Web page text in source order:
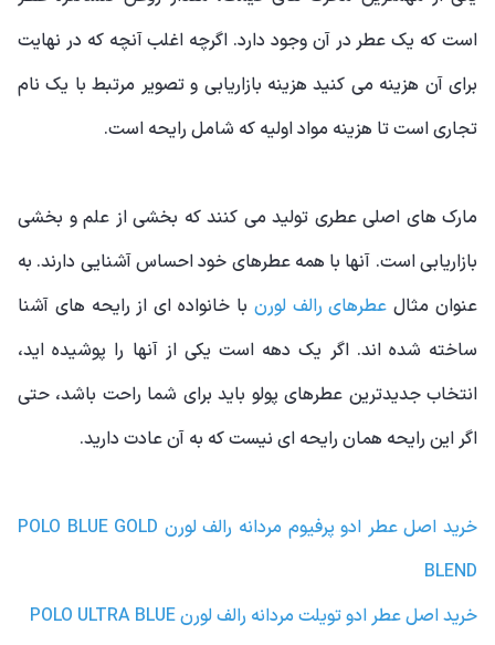
است که یک عطر در آن وجود دارد. اگرچه اغلب آنچه که در نهایت
برای آن هزینه می کنید هزینه بازاریابی و تصویر مرتبط با یک نام
تجاری است تا هزینه مواد اولیه که شامل رایحه است.
مارک های اصلی عطری تولید می کنند که بخشی از علم و بخشی
بازاریابی است. آنها با همه عطرهای خود احساس آشنایی دارند. به
عنوان مثال عطرهای رالف لورن با خانواده ای از رایحه های آشنا
ساخته شده اند. اگر یک دهه است یکی از آنها را پوشیده اید،
انتخاب جدیدترین عطرهای پولو باید برای شما راحت باشد، حتی
اگر این رایحه همان رایحه ای نیست که به آن عادت دارید.
خرید اصل عطر ادو پرفیوم مردانه رالف لورن POLO BLUE GOLD
BLEND
خرید اصل عطر ادو تویلت مردانه رالف لورن POLO ULTRA BLUE